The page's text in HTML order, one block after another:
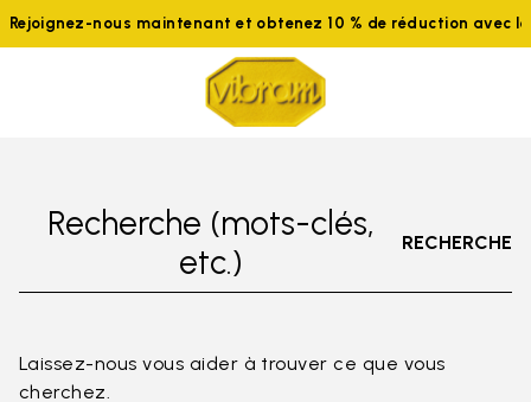
Rejoignez-nous maintenant et obtenez 10 % de réduction avec le
Recherche (mots-clés,
etc.)
RECHERCHE
Laissez-nous vous aider à trouver ce que vous
cherchez.